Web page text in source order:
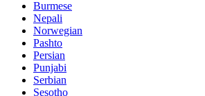
Burmese
Nepali
Norwegian
Pashto
Persian
Punjabi
Serbian
Sesotho